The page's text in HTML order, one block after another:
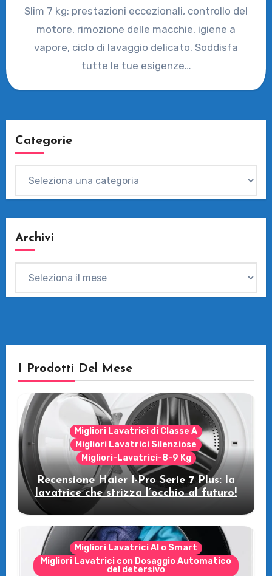
Slim 7 kg: prestazioni eccezionali, controllo del
motore, rimozione delle macchie, igiene a
vapore, ciclo di lavaggio delicato. Soddisfa
tutte le tue esigenze…
Categorie
Archivi
I Prodotti Del Mese
Migliori Lavatrici di Classe A
Migliori Lavatrici Silenziose
Migliori-Lavatrici-8-9 Kg
Recensione Haier I-Pro Serie 7 Plus: la
lavatrice che strizza l’occhio al futuro!
Migliori Lavatrici AI o Smart
Migliori Lavatrici con Dosaggio Automatico
del detersivo